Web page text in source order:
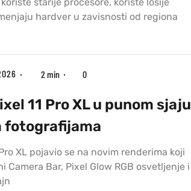
hardver u zavisnosti od regiona
2 min 0
11 Pro XL u punom sjaju
fotografijama
XL pojavio se na novim renderima koji
Camera Bar, Pixel Glow RGB osvetljenje i